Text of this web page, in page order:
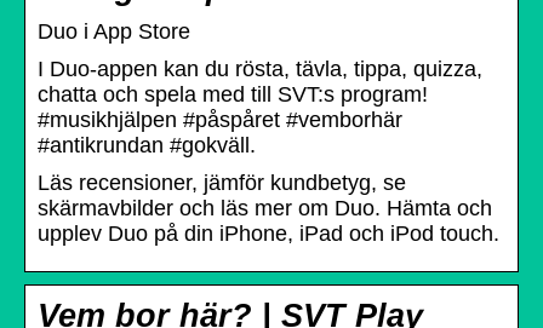
‎Duo i App Store
I Duo-appen kan du rösta, tävla, tippa, quizza,
chatta och spela med till SVT:s program!
#musikhjälpen #påspåret #vemborhär
#antikrundan #gokväll.
Läs recensioner, jämför kundbetyg, se
skärmavbilder och läs mer om Duo. Hämta och
upplev Duo på din iPhone, iPad och iPod touch.
Vem bor här? | SVT Play